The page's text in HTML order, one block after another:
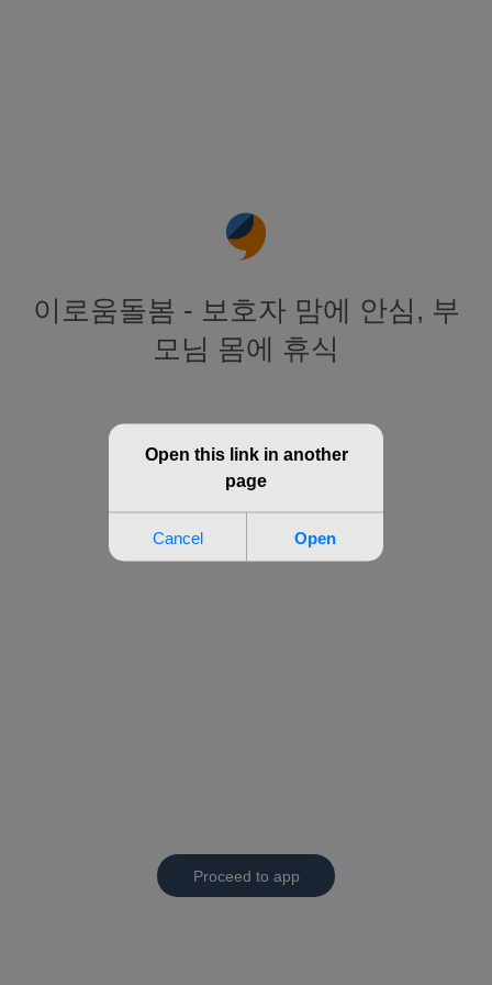
이로움돌봄 - 보호자 맘에 안심, 부
모님 몸에 휴식
Proceed to app